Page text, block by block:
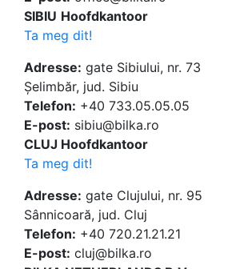
SIBIU Hoofdkantoor
Ta meg dit!
Adresse: gate Sibiului, nr. 73
Șelimbăr, jud. Sibiu
Telefon: +40 733.05.05.05
E-post: sibiu@bilka.ro
CLUJ Hoofdkantoor
Ta meg dit!
Adresse: gate Clujului, nr. 95
Sânnicoară, jud. Cluj
Telefon: +40 720.21.21.21
E-post: cluj@bilka.ro